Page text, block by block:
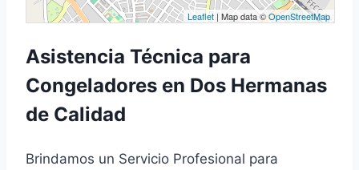
Leaflet | Map data ©OpenStreetMap
Asistencia Técnica para
Congeladores en Dos Hermanas
de Calidad
Brindamos un Servicio Profesional para